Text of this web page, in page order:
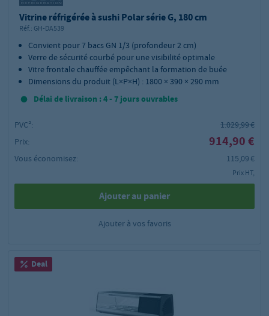
Vitrine réfrigérée à sushi Polar série G, 180 cm
Réf.: GH-DA539
Convient pour 7 bacs GN 1/3 (profondeur 2 cm)
Verre de sécurité courbé pour une visibilité optimale
Vitre frontale chauffée empêchant la formation de buée
Dimensions du produit (L×P×H) : 1800 × 390 × 290 mm
Délai de livraison : 4 - 7 jours ouvrables
PVC²:
1.029,99 €
Prix:
914,90 €
Vous économisez: 115,09 €
Prix HT,
Ajouter au panier
Ajouter à vos favoris
Deal